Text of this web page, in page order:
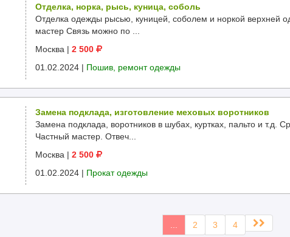
Отделка, норка, рысь, куница, соболь
Отделка одежды рысью, куницей, соболем и норкой верхней
мастер Cвязь можно по ...
Москва | 2 500
01.02.2024 | Пошив, ремонт одежды
Замена подклада, изготовление меховых воротников
Замена подклада, воротников в шубах, куртках, пальто и т.д.
Частный мастер. Отвеч...
Москва | 2 500
01.02.2024 | Прокат одежды
2 3 4